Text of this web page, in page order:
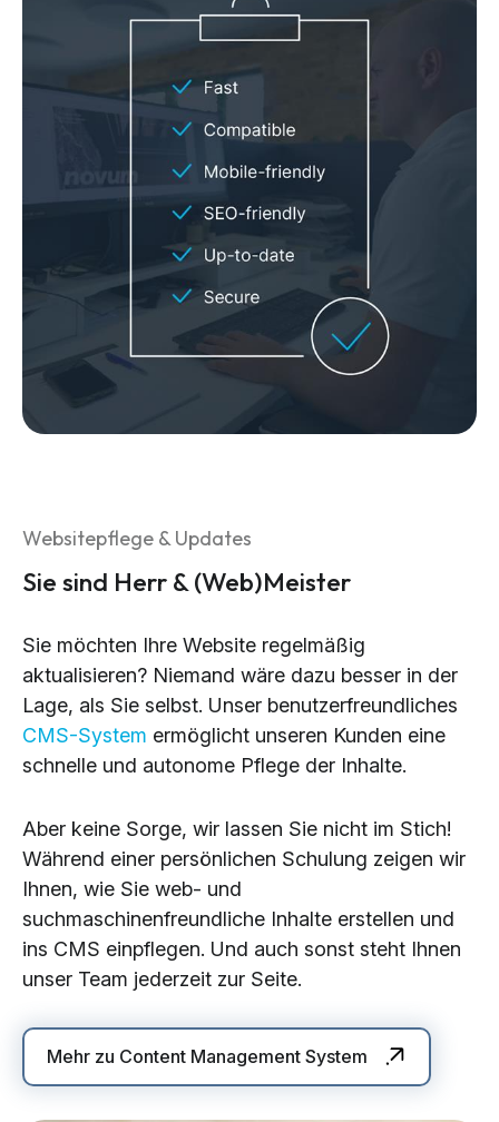
Websitepflege & Updates
Sie sind Herr & (Web)Meister
Sie möchten Ihre Website regelmäßig
aktualisieren? Niemand wäre dazu besser in der
Lage, als Sie selbst. Unser benutzerfreundliches
CMS-System ermöglicht unseren Kunden eine
schnelle und autonome Pflege der Inhalte.
Aber keine Sorge, wir lassen Sie nicht im Stich!
Während einer persönlichen Schulung zeigen wir
Ihnen, wie Sie web- und
suchmaschinenfreundliche Inhalte erstellen und
ins CMS einpflegen. Und auch sonst steht Ihnen
unser Team jederzeit zur Seite.
Mehr zu Content Management System